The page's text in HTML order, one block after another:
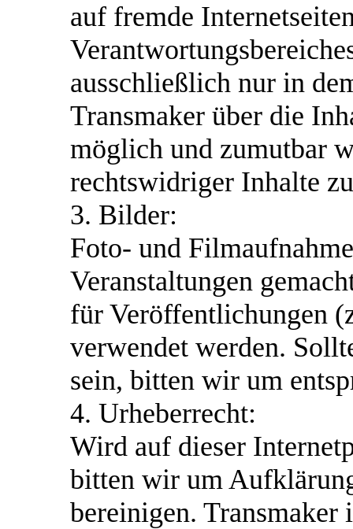
auf fremde
ausschließlich nur in
Transmaker über die
möglich und zumutbar
rechtswidriger Inhalte
3. Bilder:
Foto- und
Veranstaltungen
für Veröffentlichungen
verwendet werden.
sein, bitten wir um
4. Urheberrecht:
Wird auf dieser
bitten wir um
bereinigen.